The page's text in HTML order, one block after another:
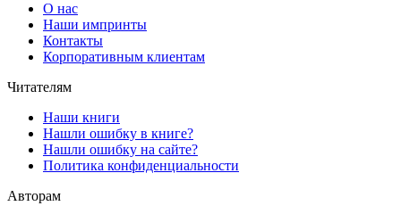
О нас
Наши импринты
Контакты
Корпоративным клиентам
Читателям
Наши книги
Нашли ошибку в книге?
Нашли ошибку на сайте?
Политика конфиденциальности
Авторам